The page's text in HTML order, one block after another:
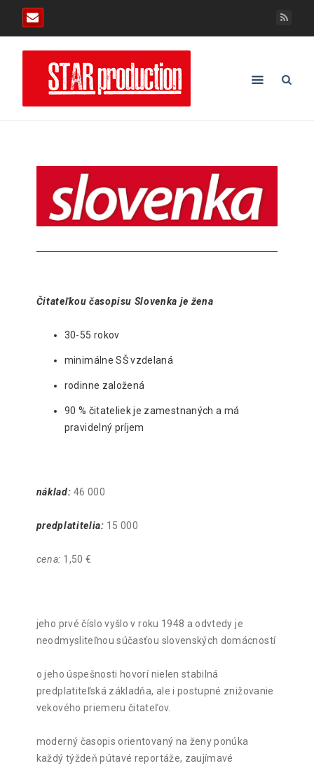
Čitateľkou časopisu Slovenka je žena
30-55 rokov
minimálne SŠ vzdelaná
rodinne založená
90 % čitateliek je zamestnaných a má
pravidelný príjem
náklad: 46 000
predplatitelia: 15 000
cena: 1,50 €
jeho prvé číslo vyšlo v roku 1948 a odvtedy je
neodmysliteľnou súčasťou slovenských domácností
o jeho úspešnosti hovorí nielen stabilná
predplatiteľská základňa, ale i postupné znižovanie
vekového priemeru čitateľov.
moderný časopis orientovaný na ženy ponúka
každý týždeň pútavé reportáže, zaujímavé